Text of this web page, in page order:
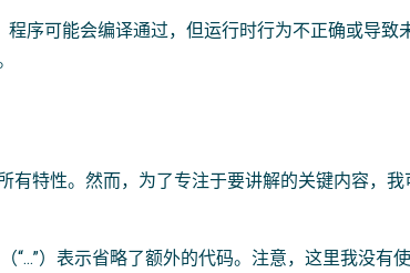
程序可能会编译通过，但运行时行为不正确或导致
有特性。然而，为了专注于要讲解的关键内容，
“...”）表示省略了额外的代码。注意，这里我没有